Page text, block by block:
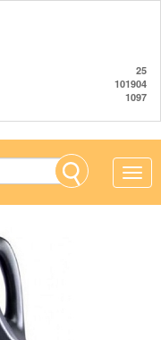
25
101904
1097
Toggle